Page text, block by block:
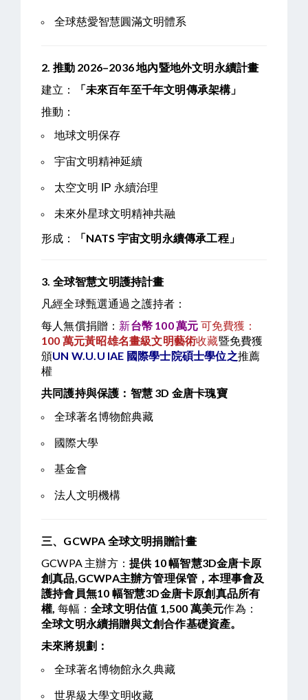
全球慈愛智慧圓滿文明體系
2. 推動 2026–2036 地內暨地外文明永續計畫
建立：
「未來百年至千年文明傳承架構」
推動：
地球文明保存
宇宙文明精神延續
太空文明 IP 永續治理
未來外星球文明精神共融
形成： 「NATS 宇宙文明永續傳承工程」
3. 全球智慧文明護持計畫
凡經全球甄選通過之護持者：
每人無償捐贈： 新台幣 100 萬元 可免費獲：
100 萬元黃昭雄名畫級文明藝術收藏暨免費獲
頒UN W.U.U IAE 國際學士院碩士學位之推薦
權
共同護持與保護：智慧 3D 金唐卡瑰寶
全球著名博物館典藏
國際大學
基金會
法人文明機構
三、GCWPA 全球文明捐贈計畫
GCWPA 主辦方： 提供 10 幅智慧3D金唐卡原
創真品,GCWPA主辦方管理保管，本理事會及
護持會員無10 幅智慧3D金唐卡原創真品所有
權, 每幅：全球文明估值 1,500 萬美元作為：
全球文明永續捐贈與文創合作基礎資產。
未來將規劃：
全球著名博物館永久典藏
世界級大學文明收藏